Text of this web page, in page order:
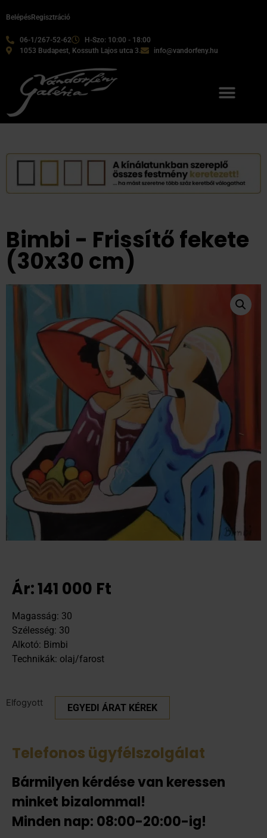
06-1/267-52-62
H-Szo: 10:00 - 18:00
1053 Budapest, Kossuth Lajos utca 3.
info@vandorfeny.hu
BelépésRegisztráció
Bimbi - Frissítő fekete
(30x30 cm)
Ár:141 000 Ft
Magasság: 30
Szélesség: 30
Alkotó: Bimbi
Technikák: olaj/farost
Elfogyott EGYEDI ÁRAT KÉREK
Telefonos ügyfélszolgálat
Bármilyen kérdése van keressen
minket bizalommal!
Minden nap: 08:00-20:00-ig!